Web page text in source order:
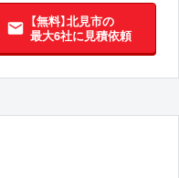
【無料】北見市の
最大6社に見積依頼